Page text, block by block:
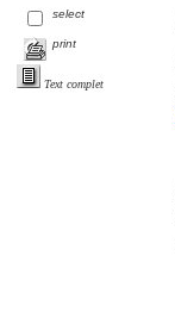
select
print
Text complet